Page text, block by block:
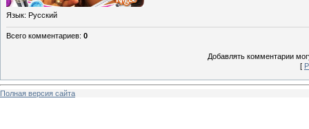
Язык: Русский
Всего комментариев: 0
Добавлять комментарии
[
Полная версия сайта